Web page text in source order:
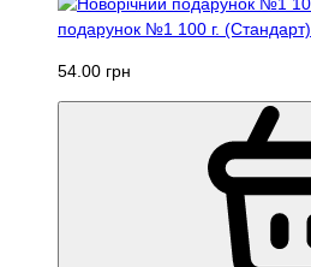
подарунок №1 100 г. (Стандарт)
54.00 грн